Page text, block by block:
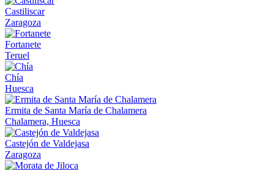
Castiliscar
Zaragoza
Fortanete
Teruel
Chía
Huesca
Ermita de Santa María de Chalamera
Chalamera, Huesca
Castejón de Valdejasa
Zaragoza